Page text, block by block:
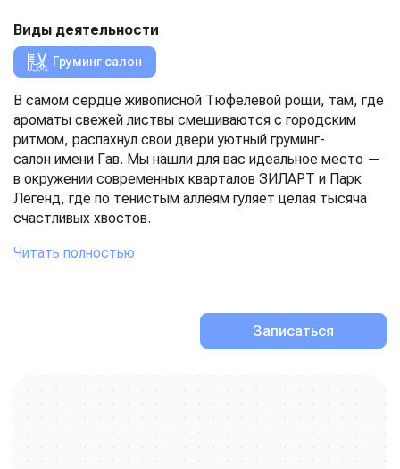
Виды деятельности
Груминг салон
В самом сердце живописной Тюфелевой рощи, там, где
ароматы свежей листвы смешиваются с городским
ритмом, распахнул свои двери уютный груминг-
салон имени Гав. Мы нашли для вас идеальное место —
в окружении современных кварталов ЗИЛАРТ и Парк
Легенд, где по тенистым аллеям гуляет целая тысяча
счастливых хвостов.
С порога вы попадаете в атмосферу тепла и заботы, но
по грумингу животных, это настоящие феи, влюбленные
в свою профессию. Наш груминг-салон славится
индивидуальным подходом: мы не стрижем, а создаем
Читать полностью
Записаться